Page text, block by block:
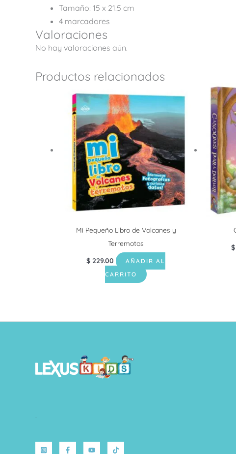
Tamaño: 15 x 21.5 cm
4 marcadores
Valoraciones
No hay valoraciones aún.
Productos relacionados
Mi Pequeño Libro de Volcanes y
Terremotos
$ 229.00
AÑADIR AL
CARRITO
$
.